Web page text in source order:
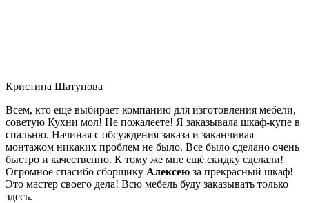
Кристина Шатунова
Всем, кто еще выбирает компанию для изготовления мебели,
советую Кухни мол! Не пожалеете! Я заказывала шкаф-купе в
спальню. Начиная с обсуждения заказа и заканчивая
монтажом никаких проблем не было. Все было сделано очень
быстро и качественно. К тому же мне ещё скидку сделали!
Огромное спасибо сборщику Алексею за прекрасный шкаф!
Это мастер своего дела! Всю мебель буду заказывать только
здесь.